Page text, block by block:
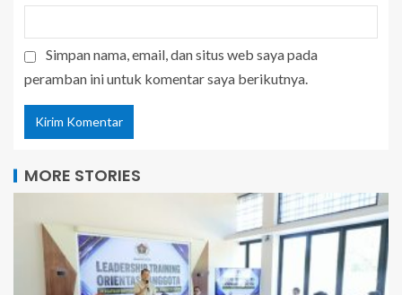
Simpan nama, email, dan situs web saya pada
peramban ini untuk komentar saya berikutnya.
MORE STORIES